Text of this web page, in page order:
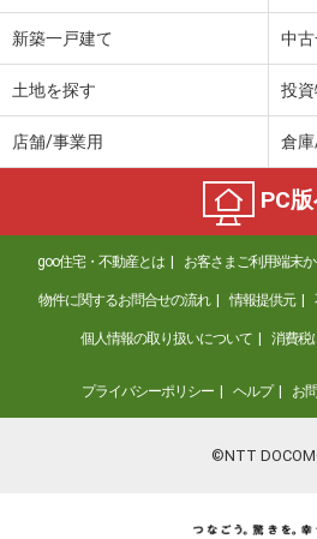
新築一戸建て 中
土地を探す 投
店舗/事業用 倉
PC
goo住宅・不動産とは お客さまご利用端末
物件に関するお問合せの流れ 情報提供元
個人情報の取り扱いについて 消費税
プライバシーポリシー ヘルプ お
©NTT